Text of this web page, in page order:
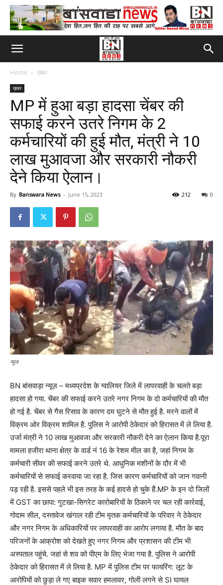
Home ख़बर
ख़बर
MP में हुआ बड़ा हादसा चेंबर की
सफाई करने उतरे निगम के 2
कर्मचारियों की हुई मौत, मंत्री ने 10
लाख मुआवजा और सरकारी नौकरी
देने किया ऐलान।
By Banswara News - June 15, 2023 0
212
न्यूज
BN बांसवाड़ा न्यूज़ – मध्यप्रदेश के ग्वालियर जिले में लापरवाही के चलते बड़ा
हादसा हो गया. चेंबर की सफाई करने उतरे नगर निगम के दो कर्मचारियों की मौत
हो गई है. चेंबर से गैस रिसाव के कारण दम घुटने से मौत हुई है. मरने वालों में
विक्रम ओर विक्रम शामिल है. पुलिस ने आरोपी ठेकेदार को हिरासत में ले लिया है.
उर्जा मंत्री ने 10 लाख मुआवजा और सरकारी नौकरी देने का ऐलान किया है.पूरा
मामला हजीरा थाना क्षेत्र के वार्ड नं 16 के रेशम मील का है, जहां निगम के
कर्मचारी सीवर की सफाई करने उतरे थे. आधुनिक मशीनों के दौर में भी
कर्मचारियों से सफाई करवाया जा रहा है. जिस कारण कर्मचारियों को जान गवानी
पड़ रही है. इससे पहले भी इस तरह के कई हादसे हो चुके हैं.MP के इन दो जिलों
में GST का छापा: गुटखा-सिगरेट कारोबारियों के ठिकाने पर चल रही कार्रवाई,
गोदाम सील, दस्तावेज खंगाल रही टीम मृतक कर्मचारियों के परिवार ने ठेकेदार
और नगर निगम के अधिकारियों पर लापरवाही का आरोप लगाया है. मौत के बाद
परिजनों के आक्रोश को देखते हुए नगर निगम और प्रशासन की टीम भी
अस्पताल पहुंचे. जहां से शव को पीएम के लिए भेजा गया है. पुलिस ने आरोपी
ठेकेदार को हिरासत में ले लिया है. MP में पुलिस टीम पर फायरिंग: लूट के
आरोपियों को छुड़ा ले गए बाइक सवार हमलावर, गोली लगने से SI घायल